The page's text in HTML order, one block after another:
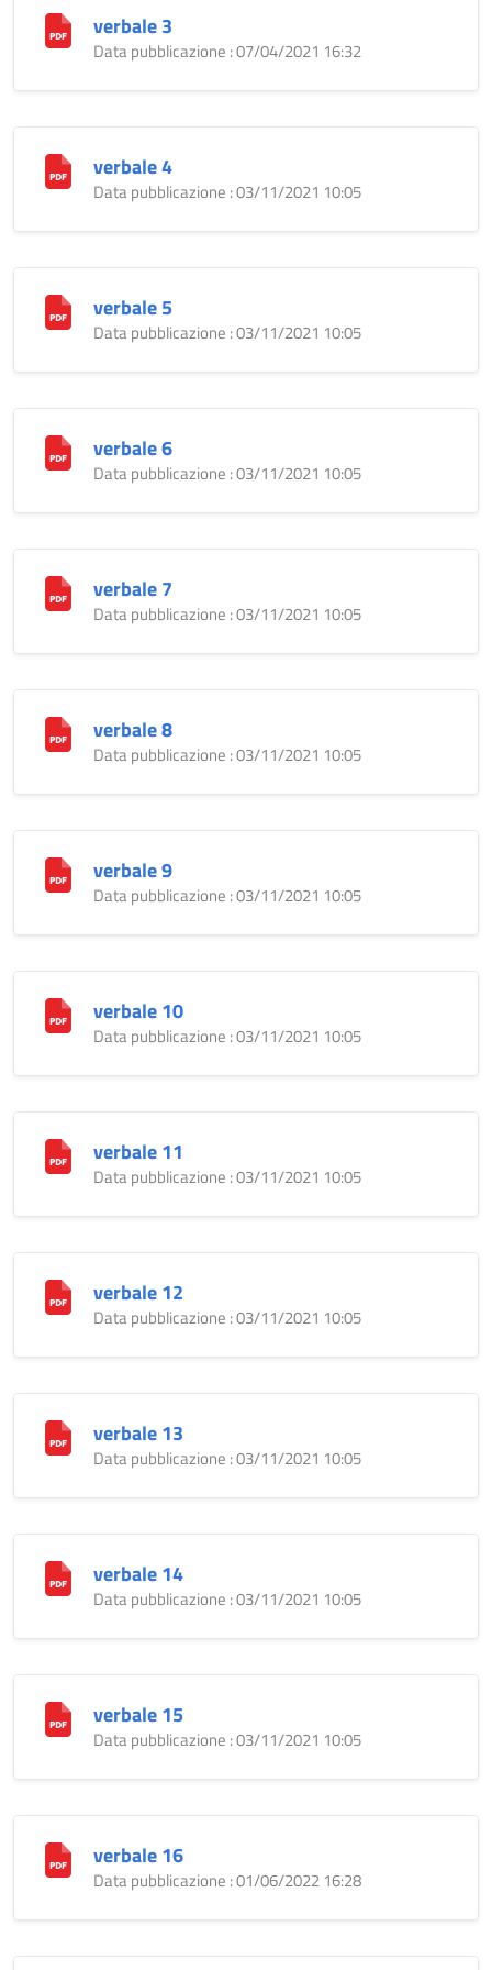
verbale 3
Data pubblicazione : 07/04/2021 16:32
verbale 4
Data pubblicazione : 03/11/2021 10:05
verbale 5
Data pubblicazione : 03/11/2021 10:05
verbale 6
Data pubblicazione : 03/11/2021 10:05
verbale 7
Data pubblicazione : 03/11/2021 10:05
verbale 8
Data pubblicazione : 03/11/2021 10:05
verbale 9
Data pubblicazione : 03/11/2021 10:05
verbale 10
Data pubblicazione : 03/11/2021 10:05
verbale 11
Data pubblicazione : 03/11/2021 10:05
verbale 12
Data pubblicazione : 03/11/2021 10:05
verbale 13
Data pubblicazione : 03/11/2021 10:05
verbale 14
Data pubblicazione : 03/11/2021 10:05
verbale 15
Data pubblicazione : 03/11/2021 10:05
verbale 16
Data pubblicazione : 01/06/2022 16:28